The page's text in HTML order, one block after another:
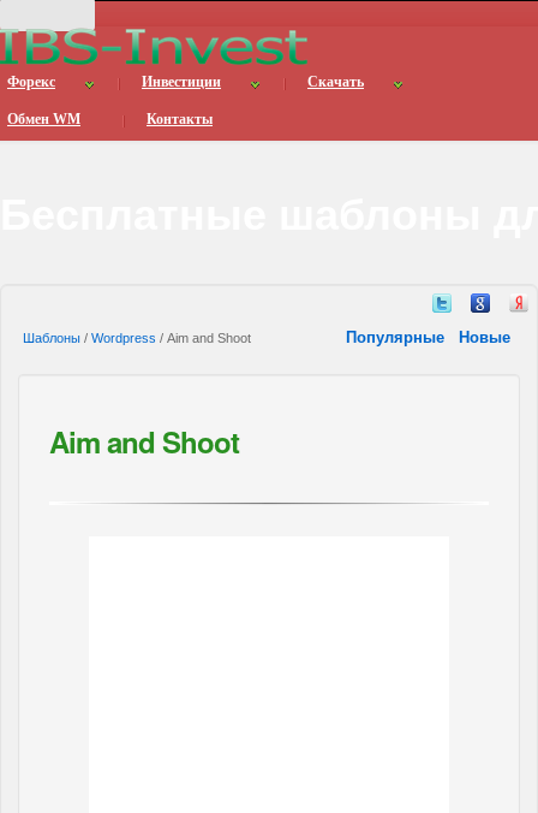
Форекс Инвестиции Скачать
Обмен WM Контакты
Шаблоны / Wordpress / Aim and Shoot Популярные Новые
Aim and Shoot